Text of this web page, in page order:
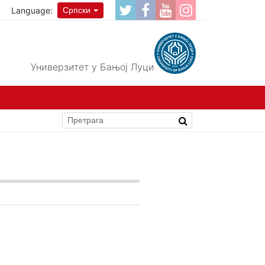
Language: Српски
Универзитет у Бањој Луци